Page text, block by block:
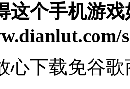
这个手机游
心下载免谷歌